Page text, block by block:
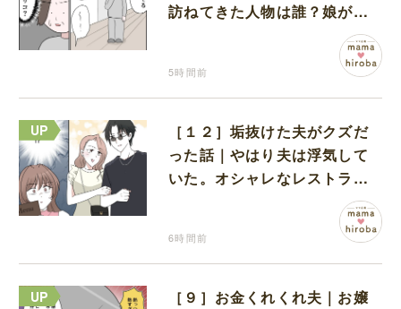
訪ねてきた人物は誰？娘が戻
ってきたのかと不安になる
5時間前
［１２］垢抜けた夫がクズだ
った話｜やはり夫は浮気して
いた。オシャレなレストラン
6時間前
［９］お金くれくれ夫｜お嬢